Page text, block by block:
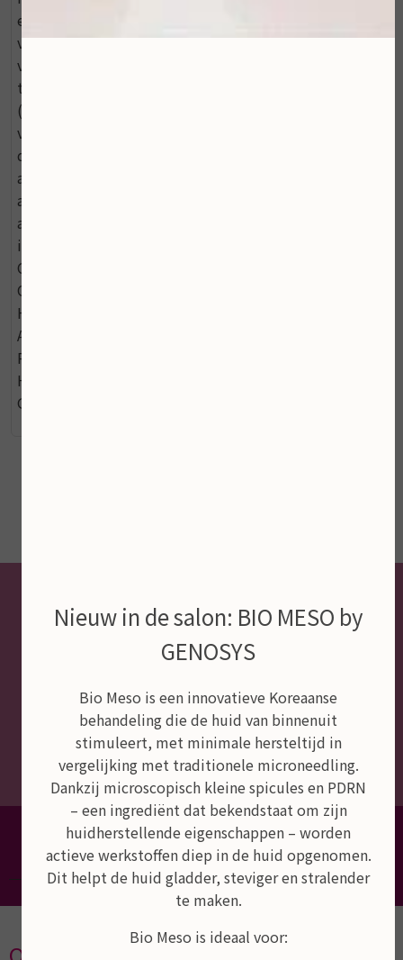
effecten. Zonnebloemolie: Verzorgende olie, rijk aan
vitamine C. Avocado-olie: Diepvoedende olie die
vochtverlies voorkomt. Squalane: Helpt vochtverlies
tegen te gaan en herstelt de huidelasticiteit. BV-OSC
(tetrahexyldecyl ascorbate): Een stabiele vorm van
vitamine C. Een antioxidant die de huid verheldert en
de collageensynthese tot 50% sneller werkt dan L-
ascorbinezuur. Tocopherol (Vitamin E): Een
antioxidant, afgeleid van sojaolie. Vitamine E heeft
antioxiderende effecten die de stabiliteit van andere
ingrediënten (olie, vetten) ondersteunt. INCI-Lijst:
Caprylic / Capric Triglyceride, Squalane, Moringa
Oleifera Seed Oil, Vitis Vinifera (Grape) Seed Oil,
Hippophae Rhamnoides Oil, Tetrahexyldecyl
Ascorbate, Citrus Aurantium Dulcis Oil, Retinyl
Palmitate, Tocopherol, Argania Spinosa Kernel Oil,
Helianthus Annuus (Sunflower) Seed Oil, Persea
Gratissima (Avocado) Oil.
Dé schoonheidssalon van Empel,
Rosmalen en Den Bosch
Nieuw in de salon: BIO MESO by
GENOSYS
Bio Meso is een innovatieve Koreaanse
behandeling die de huid van binnenuit
stimuleert, met minimale hersteltijd in
vergelijking met traditionele microneedling.
Dankzij microscopisch kleine spicules en PDRN
– een ingrediënt dat bekendstaat om zijn
huidherstellende eigenschappen – worden
actieve werkstoffen diep in de huid opgenomen.
Dit helpt de huid gladder, steviger en stralender
te maken.
Bio Meso is ideaal voor: